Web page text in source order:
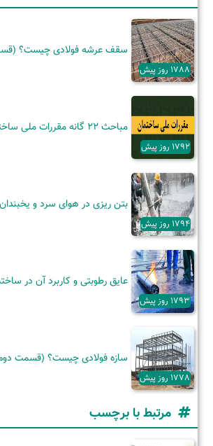
1788 روز پیش
سقف عرشه فولادی چیست؟
1792 روز پیش
مباحث 22 گانه مقررات ملی ساختمان
1794 روز پیش
بتن ریزی در هوای سرد و یخبندان
1793 روز پیش
عایق رطوبتی و کاربرد آن‌ در
1778 روز پیش
سازه فولادی چیست؟ (قسمت
مرتبط با برچسب